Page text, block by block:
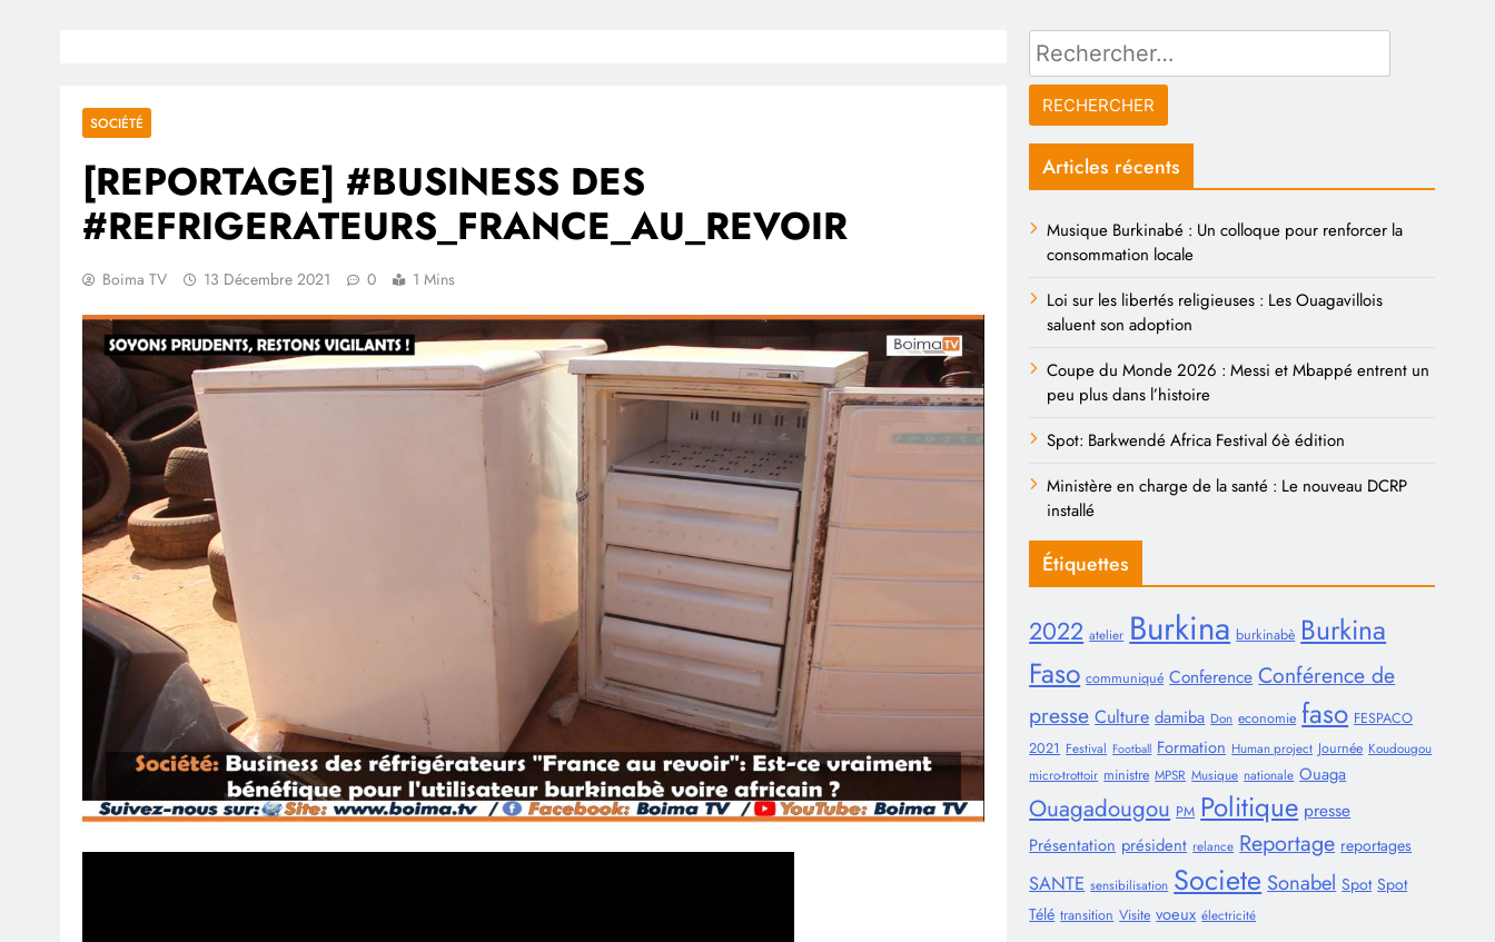
SOCIÉTÉ
[REPORTAGE] #BUSINESS DES
#REFRIGERATEURS_FRANCE_AU_REVOIR
Boima TV 13 Décembre 2021 0 1 Mins
Rechercher :
Articles récents
Musique Burkinabé : Un colloque pour renforcer la
consommation locale
Loi sur les libertés religieuses : Les Ouagavillois
saluent son adoption
Coupe du Monde 2026 : Messi et Mbappé entrent un
peu plus dans l’histoire
Spot: Barkwendé Africa Festival 6è édition
Ministère en charge de la santé : Le nouveau DCRP
installé
Étiquettes
2022 atelier Burkina burkinabè Burkina
Faso communiqué Conference Conférence de
presse Culture damiba Don economie faso FESPACO
2021 Festival Football Formation Human project Journée Koudougou
micro-trottoir ministre MPSR Musique nationale Ouaga
Ouagadougou PM Politique presse
Présentation président relance Reportage reportages
SANTE sensibilisation Societe Sonabel Spot Spot
Télé transition Visite voeux électricité